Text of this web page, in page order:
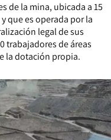
de la mina, ubicada a 15
que es operada por la
legal de sus
trabajadores de áreas
la dotación propia.